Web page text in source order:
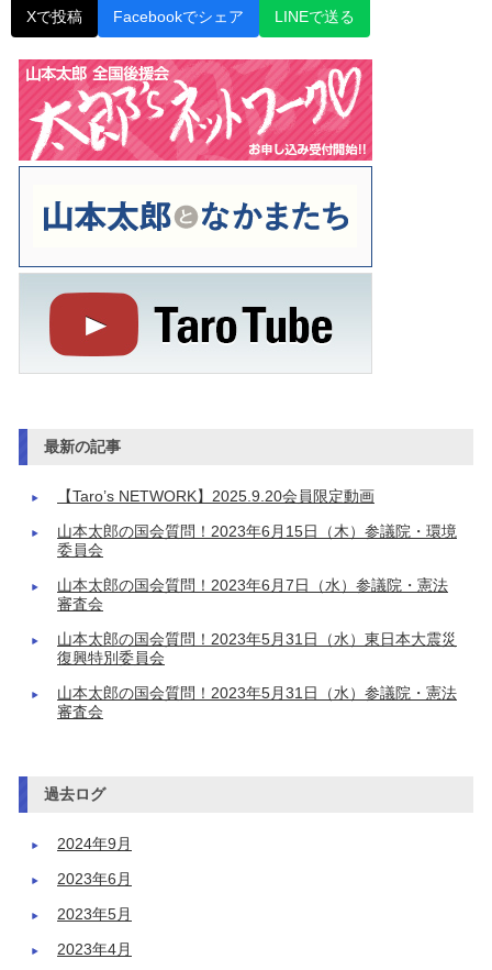
Xで投稿 Facebookでシェア LINEで送る
最新の記事
【Taro’s NETWORK】2025.9.20会員限定動画
山本太郎の国会質問！2023年6月15日（木）参議院・環境
委員会
山本太郎の国会質問！2023年6月7日（水）参議院・憲法
審査会
山本太郎の国会質問！2023年5月31日（水）東日本大震災
復興特別委員会
山本太郎の国会質問！2023年5月31日（水）参議院・憲法
審査会
過去ログ
2024年9月
2023年6月
2023年5月
2023年4月